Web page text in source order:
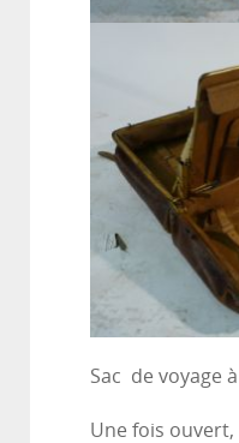
Sac de voyage
Une fois